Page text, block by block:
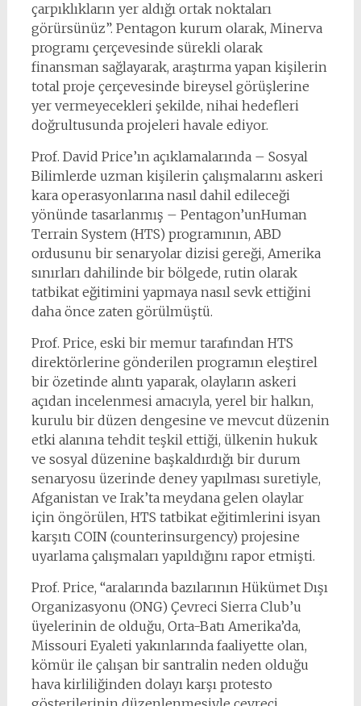
çarpıklıkların yer aldığı ortak noktaları
görürsünüz”. Pentagon kurum olarak, Minerva
programı çerçevesinde sürekli olarak
finansman sağlayarak, araştırma yapan kişilerin
total proje çerçevesinde bireysel görüşlerine
yer vermeyecekleri şekilde, nihai hedefleri
doğrultusunda projeleri havale ediyor.
Prof. David Price’ın açıklamalarında – Sosyal
Bilimlerde uzman kişilerin çalışmalarını askeri
kara operasyonlarına nasıl dahil edileceği
yönünde tasarlanmış – Pentagon’unHuman
Terrain System (HTS) programının, ABD
ordusunu bir senaryolar dizisi gereği, Amerika
sınırları dahilinde bir bölgede, rutin olarak
tatbikat eğitimini yapmaya nasıl sevk ettiğini
daha önce zaten görülmüştü.
Prof. Price, eski bir memur tarafından HTS
direktörlerine gönderilen programın eleştirel
bir özetinde alıntı yaparak, olayların askeri
açıdan incelenmesi amacıyla, yerel bir halkın,
kurulu bir düzen dengesine ve mevcut düzenin
etki alanına tehdit teşkil ettiği, ülkenin hukuk
ve sosyal düzenine başkaldırdığı bir durum
senaryosu üzerinde deney yapılması suretiyle,
Afganistan ve Irak’ta meydana gelen olaylar
için öngörülen, HTS tatbikat eğitimlerini isyan
karşıtı COIN (counterinsurgency) projesine
uyarlama çalışmaları yapıldığını rapor etmişti.
Prof. Price, “aralarında bazılarının Hükümet Dışı
Organizasyonu (ONG) Çevreci Sierra Club’u
üyelerinin de olduğu, Orta-Batı Amerika’da,
Missouri Eyaleti yakınlarında faaliyette olan,
kömür ile çalışan bir santralin neden olduğu
hava kirliliğinden dolayı karşı protesto